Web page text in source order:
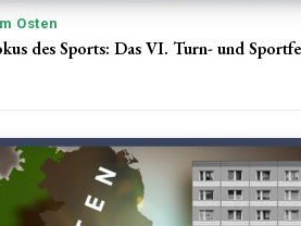
Osten
des Sports: Das VI. Turn- und